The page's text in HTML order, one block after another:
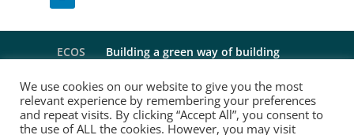
ECOS
Building a green way of building
Insight
Contatti
We use cookies on our website to give you the most
relevant experience by remembering your preferences
and repeat visits. By clicking “Accept All”, you consent to
the use of ALL the cookies. However, you may visit